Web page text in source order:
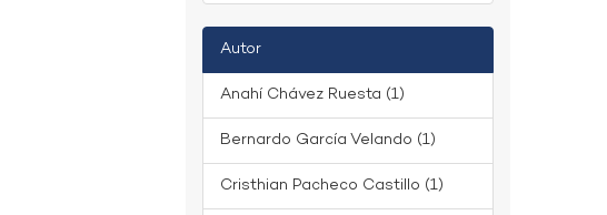
Autor
Anahí Chávez Ruesta (1)
Bernardo García Velando (1)
Cristhian Pacheco Castillo (1)